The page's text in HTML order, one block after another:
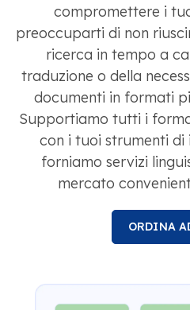
compromettere i
preoccuparti di non
ricerca in tempo a
traduzione o della
documenti in formati
Supportiamo tutti i
con i tuoi strumenti di
forniamo servizi
mercato
ORDINA